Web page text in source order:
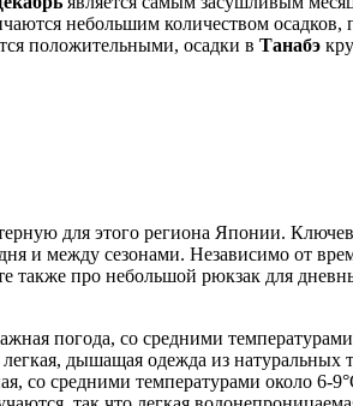
небольшим количеством осадков,
положительными, осадки в Танабэ
для этого региона Японии.
и между сезонами. Независимо от
также про небольшой рюкзак для
погода, со средними
дышащая одежда из натуральных
со средними температурами около